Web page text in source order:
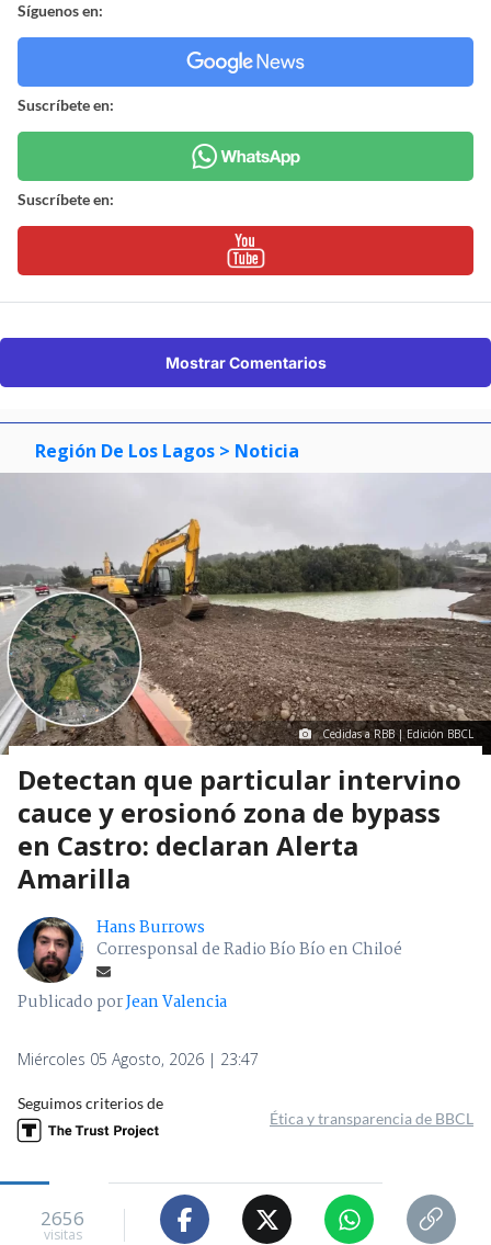
Síguenos en:
Suscríbete en:
Suscríbete en:
Mostrar Comentarios
Región De Los Lagos > Noticia
Cedidas a RBB | Edición BBCL
Detectan que particular intervino
cauce y erosionó zona de bypass
en Castro: declaran Alerta
Amarilla
Hans Burrows
Corresponsal de Radio Bío Bío en Chiloé
Publicado porJean Valencia
Miércoles 05 Agosto, 2026 | 23:47
Seguimos criterios de
Ética y transparencia de BBCL
2656
visitas